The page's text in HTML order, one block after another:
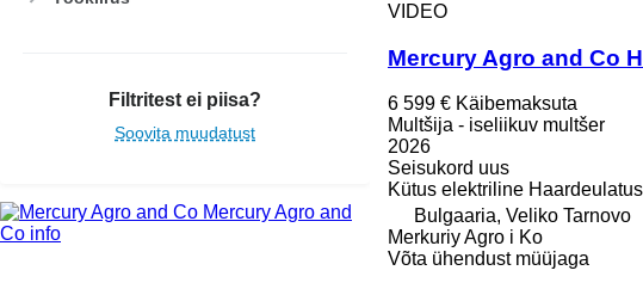
Filtritest ei piisa?
Soovita muudatust
Mercury Agro and
Co info
VIDEO
Mercury Agro and Co
6 599 € Käibemaksuta
Multšija - iseliikuv multšer
2026
Seisukord uus
Kütus elektriline Haardeulatus
Bulgaaria, Veliko Tarnovo
Merkuriy Agro i Ko
Võta ühendust müüjaga